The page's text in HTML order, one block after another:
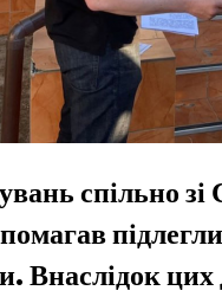
спільно
Внаслідок